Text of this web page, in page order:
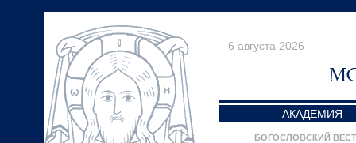
6 августа 2026
АКАДЕМИЯ
БОГОСЛОВСКИЙ